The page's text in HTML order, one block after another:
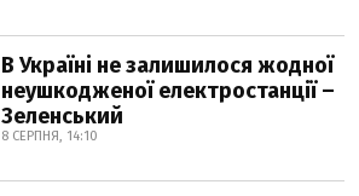
В Україні не залишилося жодної
неушкодженої електростанції –
Зеленський
8 СЕРПНЯ, 14:10